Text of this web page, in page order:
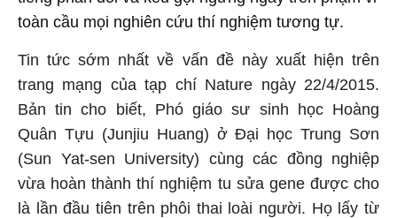
toàn cầu mọi nghiên cứu thí nghiệm tương tự.
Tin tức sớm nhất về vấn đề này xuất hiện trên
trang mạng của tạp chí Nature ngày 22/4/2015.
Bản tin cho biết, Phó giáo sư sinh học Hoàng
Quân Tựu (Junjiu Huang) ở Đại học Trung Sơn
(Sun Yat-sen University) cùng các đồng nghiệp
vừa hoàn thành thí nghiệm tu sửa gene được cho
là lần đầu tiên trên phôi thai loài người. Họ lấy từ